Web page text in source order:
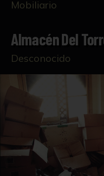
Mobiliario
Almacén Del
Desconocido